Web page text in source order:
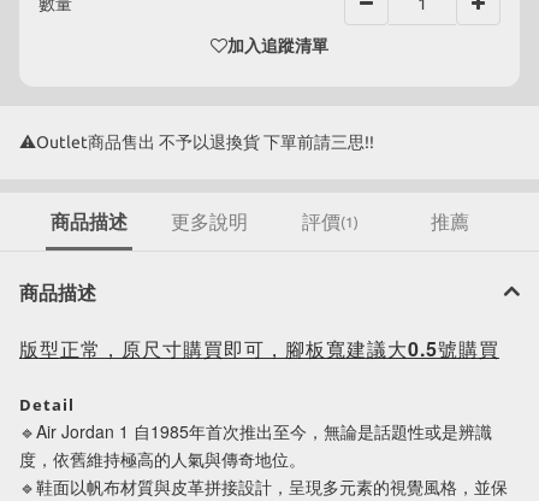
加入追蹤清單
⚠Outlet商品售出 不予以退換貨 下單前請三思!!
商品描述 更多說明 評價(1) 推薦
商品描述
版型正常，原尺寸購買即可，腳板寬建議大0.5號購買
Detail
🔹Air Jordan 1 自1985年首次推出至今，無論是話題性或是辨識
度，依舊維持極高的人氣與傳奇地位。
🔹鞋面以帆布材質與皮革拼接設計，呈現多元素的視覺風格，並保